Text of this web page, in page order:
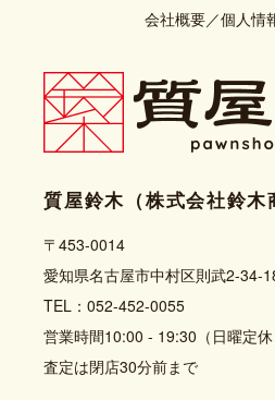
会社概要／個人情
質屋鈴木（株式会社鈴木
〒453-0014
愛知県名古屋市中村区則武2-34-
TEL：052-452-0055
営業時間10:00 - 19:30（日曜定休
査定は閉店30分前まで